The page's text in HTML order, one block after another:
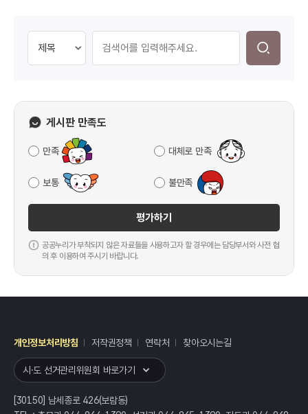
게시판 만족도
만족 대체로 만족
보통 불만족
평가하기
공공누리가 부착되지 않은 자료들을 사용하고자 할 경우에는 담당부서와 사전 협
의 후 이용하여 주시기 바랍니다.
개인정보처리방침 저작권정책 연락처 찾아오시는길
시·도 선거관리위원회 바로가기
[30150] 남세종로 426(보람동)